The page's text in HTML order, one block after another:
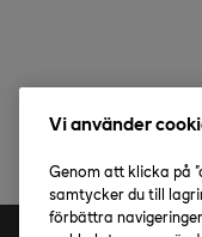
Vi använder
Genom att klicka på
samtycker du till
förbättra